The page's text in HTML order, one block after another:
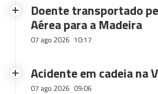
Doente transportado
Aérea para a Madeira
07 ago 2026 10:17
Acidente em cadeia na
07 ago 2026 09:06